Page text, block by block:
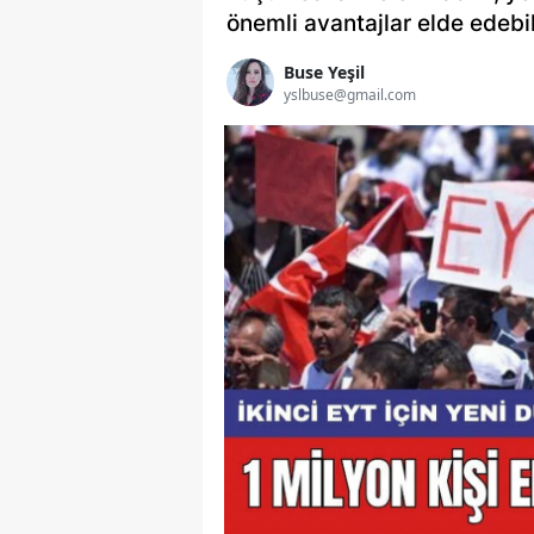
önemli avantajlar elde
Buse Yeşil
yslbuse@gmail.com